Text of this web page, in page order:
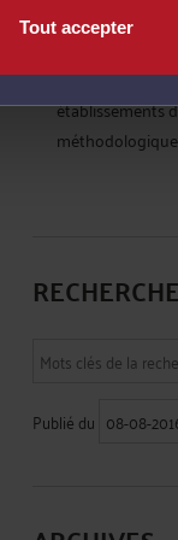
Tout accepter
Refus d’accès
établissements
RECHERCHE
Publié du